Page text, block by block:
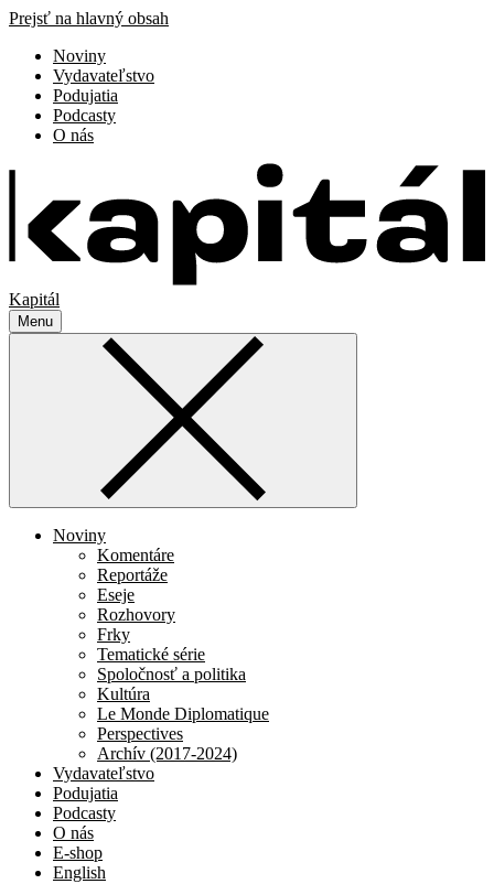
Prejsť na hlavný obsah
Noviny
Vydavateľstvo
Podujatia
Podcasty
O nás
Kapitál
Menu
Noviny
Komentáre
Reportáže
Eseje
Rozhovory
Frky
Tematické série
Spoločnosť a politika
Kultúra
Le Monde Diplomatique
Perspectives
Archív (2017-2024)
Vydavateľstvo
Podujatia
Podcasty
O nás
E-shop
English